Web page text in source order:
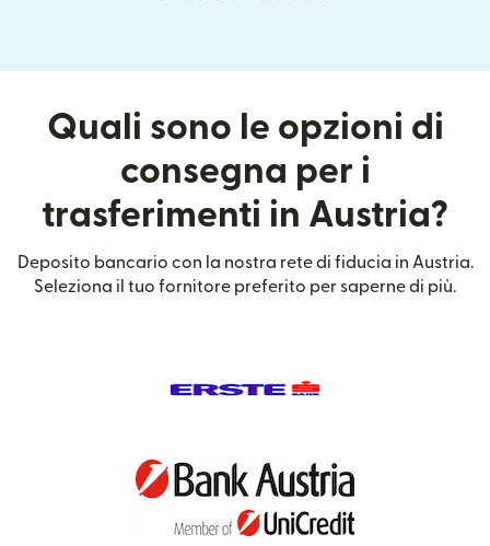
Quali sono le opzioni di
consegna per i
trasferimenti in Austria?
Deposito bancario con la nostra rete di fiducia in Austria.
Seleziona il tuo fornitore preferito per saperne di più.